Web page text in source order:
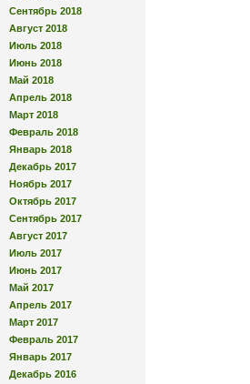
Сентябрь 2018
Август 2018
Июль 2018
Июнь 2018
Май 2018
Апрель 2018
Март 2018
Февраль 2018
Январь 2018
Декабрь 2017
Ноябрь 2017
Октябрь 2017
Сентябрь 2017
Август 2017
Июль 2017
Июнь 2017
Май 2017
Апрель 2017
Март 2017
Февраль 2017
Январь 2017
Декабрь 2016